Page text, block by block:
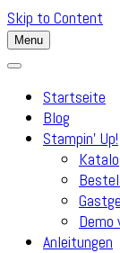
Skip to Content
Menu
Startseite
Blog
Stampin’ Up!
Demo
Anleitungen